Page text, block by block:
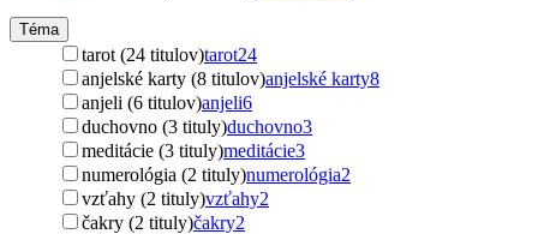
Téma
tarot (24 titulov)tarot24
anjelské karty (8 titulov)anjelské karty8
anjeli (6 titulov)anjeli6
duchovno (3 tituly)duchovno3
meditácie (3 tituly)meditácie3
numerológia (2 tituly)numerológia2
vzťahy (2 tituly)vzťahy2
čakry (2 tituly)čakry2